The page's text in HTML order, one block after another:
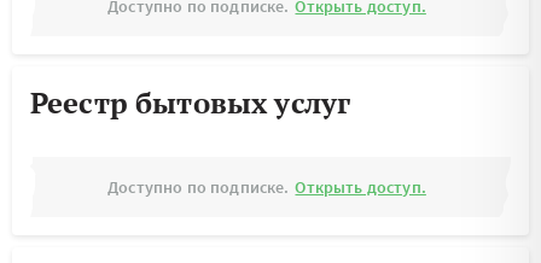
Доступно по подписке. Открыть доступ.
Реестр бытовых услуг
Доступно по подписке. Открыть доступ.